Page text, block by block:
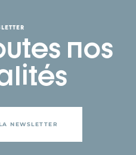
nos
NEWSLETTER